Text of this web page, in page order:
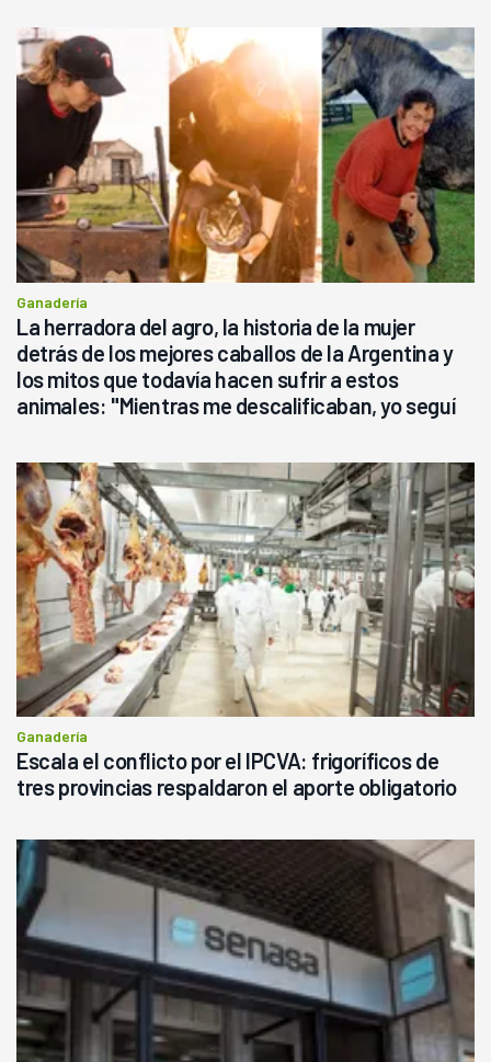
Ganadería
La herradora del agro, la historia de la mujer
detrás de los mejores caballos de la Argentina y
los mitos que todavía hacen sufrir a estos
animales: "Mientras me descalificaban, yo seguí
Ganadería
Escala el conflicto por el IPCVA: frigoríficos de
tres provincias respaldaron el aporte obligatorio